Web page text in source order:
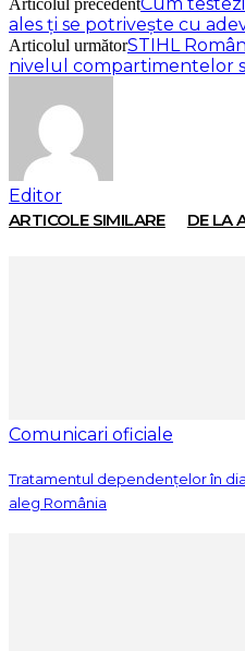
ales ți se potrivește cu
Articolul următorSTIHL
nivelul compartimentelor
Editor
ARTICOLE SIMILARE
DE LA
Comunicari oficiale
Tratamentul dependențelor în
aleg România